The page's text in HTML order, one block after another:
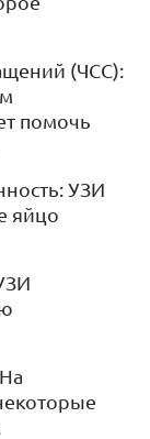
(ЧСС):
помочь
УЗИ
яйцо